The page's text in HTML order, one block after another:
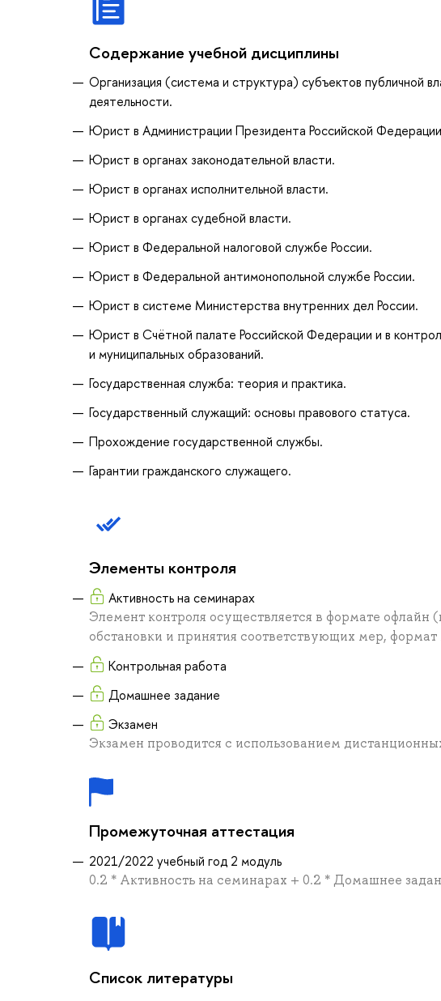
Содержание учебной дисциплины
Организация (система и структура) субъектов публичной
деятельности.
Юрист в Администрации Президента Российской
Юрист в органах законодательной власти.
Юрист в органах исполнительной власти.
Юрист в органах судебной власти.
Юрист в Федеральной налоговой службе России.
Юрист в Федеральной антимонопольной службе России.
Юрист в системе Министерства внутренних дел России.
Юрист в Счётной палате Российской Федерации и в
и муниципальных образований.
Государственная служба: теория и практика.
Государственный служащий: основы правового статуса.
Прохождение государственной службы.
Гарантии гражданского служащего.
Элементы контроля
Активность на семинарах
Элемент контроля осуществляется в формате
обстановки и принятия соответствующих мер,
Контрольная работа
Домашнее задание
Экзамен
Экзамен проводится с использованием
Промежуточная аттестация
2021/2022 учебный год 2 модуль
0.2 * Активность на семинарах + 0.2 * Домашнее
Список литературы